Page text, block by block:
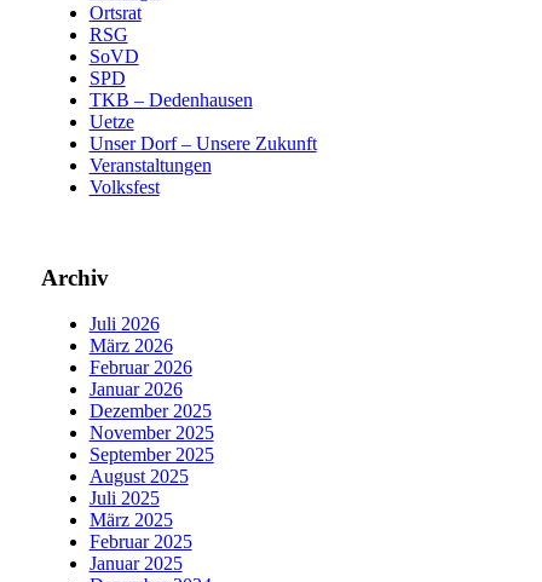
Ortsrat
RSG
SoVD
SPD
TKB – Dedenhausen
Uetze
Unser Dorf – Unsere Zukunft
Veranstaltungen
Volksfest
Archiv
Juli 2026
März 2026
Februar 2026
Januar 2026
Dezember 2025
November 2025
September 2025
August 2025
Juli 2025
März 2025
Februar 2025
Januar 2025